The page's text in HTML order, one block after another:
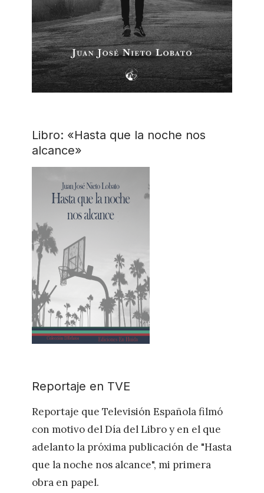
Libro: «Hasta que la noche nos
alcance»
Reportaje en TVE
Reportaje que Televisión Española filmó
con motivo del Día del Libro y en el que
adelanto la próxima publicación de "Hasta
que la noche nos alcance", mi primera
obra en papel.